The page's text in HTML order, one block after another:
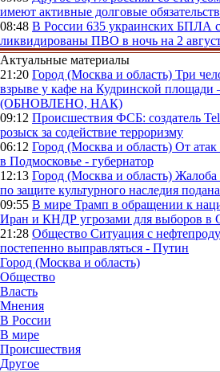
имеют активные долговые
08:48 В России 635 украинских БПЛА
ликвидированы ПВО в ночь на 2
Актуальные материалы
21:20 Город (Москва и область) Три
взрыве у кафе на Кудринской площади
(ОБНОВЛЕНО, НАК)
09:12 Происшествия ФСБ: создатель
розыск за содействие терроризму
06:12 Город (Москва и область) От
в Подмосковье - губернатор
12:13 Город (Москва и область) Жалоба
по защите культурного наследия
09:55 В мире Трамп в обращении к
Иран и КНДР угрозами для выборов
21:28 Общество Ситуация с
постепенно выправляться - Путин
Город (Москва и область)
Общество
Власть
Мнения
В России
В мире
Происшествия
Другое